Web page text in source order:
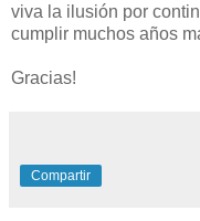
viva la ilusión por
cumplir muchos años
Gracias!
Compartir